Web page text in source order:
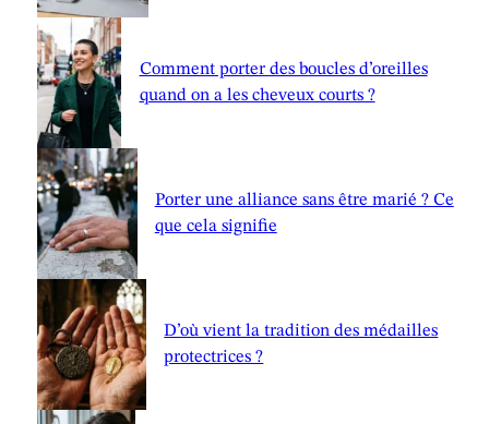
Comment porter des boucles d’oreilles
quand on a les cheveux courts ?
Porter une alliance sans être marié ? Ce
que cela signifie
D’où vient la tradition des médailles
protectrices ?